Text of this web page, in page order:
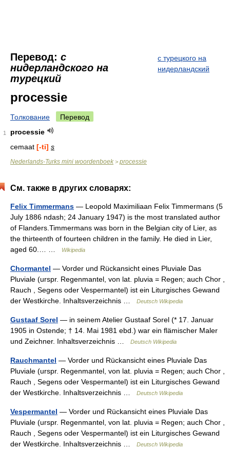
Перевод: с
нидерландского на
турецкий
с турецкого на
нидерландский
processie
Толкование Перевод
1
processie
cemaat [-ti] s
Nederlands-Turks mini woordenboek > processie
См. также в других словарях:
Felix Timmermans — Leopold Maximiliaan Felix Timmermans (5
July 1886 ndash; 24 January 1947) is the most translated author
of Flanders.Timmermans was born in the Belgian city of Lier, as
the thirteenth of fourteen children in the family. He died in Lier,
aged 60.… …
Wikipedia
Chormantel — Vorder und Rückansicht eines Pluviale Das
Pluviale (urspr. Regenmantel, von lat. pluvia = Regen; auch Chor ,
Rauch , Segens oder Vespermantel) ist ein Liturgisches Gewand
der Westkirche. Inhaltsverzeichnis …
Deutsch Wikipedia
Gustaaf Sorel — in seinem Atelier Gustaaf Sorel (* 17. Januar
1905 in Ostende; † 14. Mai 1981 ebd.) war ein flämischer Maler
und Zeichner. Inhaltsverzeichnis …
Deutsch Wikipedia
Rauchmantel — Vorder und Rückansicht eines Pluviale Das
Pluviale (urspr. Regenmantel, von lat. pluvia = Regen; auch Chor ,
Rauch , Segens oder Vespermantel) ist ein Liturgisches Gewand
der Westkirche. Inhaltsverzeichnis …
Deutsch Wikipedia
Vespermantel — Vorder und Rückansicht eines Pluviale Das
Pluviale (urspr. Regenmantel, von lat. pluvia = Regen; auch Chor ,
Rauch , Segens oder Vespermantel) ist ein Liturgisches Gewand
der Westkirche. Inhaltsverzeichnis …
Deutsch Wikipedia